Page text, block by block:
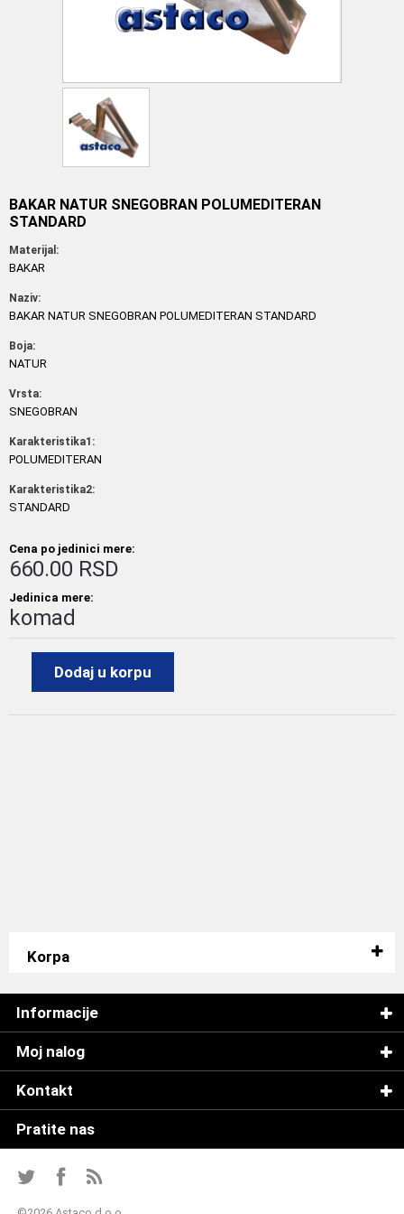
BAKAR NATUR SNEGOBRAN POLUMEDITERAN
STANDARD
Materijal:
BAKAR
Naziv:
BAKAR NATUR SNEGOBRAN POLUMEDITERAN STANDARD
Boja:
NATUR
Vrsta:
SNEGOBRAN
Karakteristika1:
POLUMEDITERAN
Karakteristika2:
STANDARD
Cena po jedinici mere:
660.00 RSD
Jedinica mere:
komad
Dodaj u korpu
Korpa
Informacije
Moj nalog
Kontakt
Pratite nas